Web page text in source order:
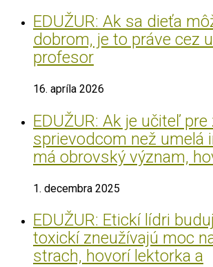
EDUŽUR: Ak sa dieťa
dobrom, je to práve cez
profesor
16. apríla 2026
EDUŽUR: Ak je učiteľ
sprievodcom než umelá
má obrovský význam,
1. decembra 2025
EDUŽUR: Etickí lídri
toxickí zneužívajú moc
strach, hovorí lektorka a